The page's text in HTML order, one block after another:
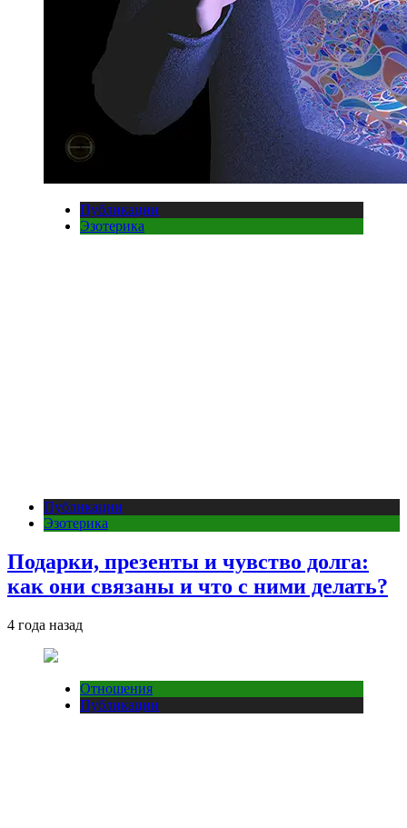
Публикации
Эзотерика
Публикации
Эзотерика
Подарки, презенты и чувство долга:
как они связаны и что с ними делать?
4 года назад
Отношения
Публикации